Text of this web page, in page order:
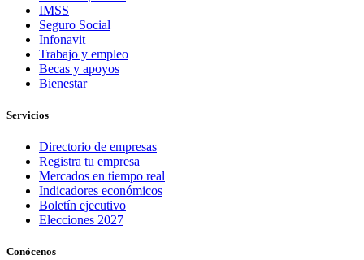
IMSS
Seguro Social
Infonavit
Trabajo y empleo
Becas y apoyos
Bienestar
Servicios
Directorio de empresas
Registra tu empresa
Mercados en tiempo real
Indicadores económicos
Boletín ejecutivo
Elecciones 2027
Conócenos